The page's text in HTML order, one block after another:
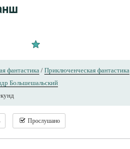
фантастика / Приключенческая фантастика
Большешальский
Прослушано